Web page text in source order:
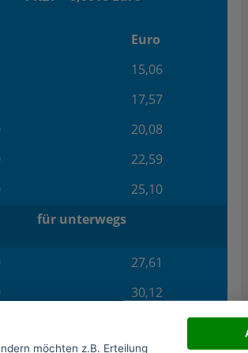
Euro
15,06
17,57
20,08
22,59
25,10
für unterwegs
27,61
30,12
möchten z.B. Erteilung